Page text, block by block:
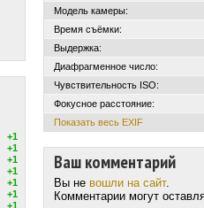
+1
+1
+1
+1
+1
+1
+1
Модель камеры:
Время съёмки:
Выдержка:
Диафрагменное число:
Чувствительность ISO:
Фокусное расстояние:
Показать весь EXIF
Ваш комментарий
Вы не вошли на сайт.
Комментарии могут